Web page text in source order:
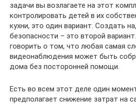
задачи вы возлагаете на этот
контролировать детей в их
кухни, это один вариант. Создать
безопасности – это второй
говорить о том, что любая самая
видеонаблюдения может быть
дома без посторонней помощи.
Есть во всем этот деле один
предполагает снижение затрат на